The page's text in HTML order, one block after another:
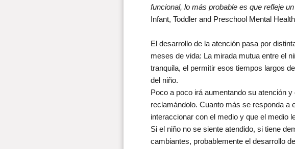
funcional, lo más probable es que refleje
Infant, Toddler and Preschool Mental
El desarrollo de la atención pasa por
meses de vida: La mirada mutua entre el
tranquila, el permitir esos tiempos largos
del niño.
Poco a poco irá aumentando su atención
reclamándolo. Cuanto más se responda
interaccionar con el medio y que el medio
Si el niño no se siente atendido, si tiene
cambiantes, probablemente el desarrollo